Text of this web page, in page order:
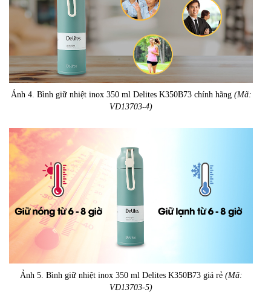
Ảnh 4. Bình giữ nhiệt inox 350 ml Delites K350B73 chính hãng (Mã:
VD13703-4)
Ảnh 5. Bình giữ nhiệt inox 350 ml Delites K350B73 giá rẻ (Mã:
VD13703-5)